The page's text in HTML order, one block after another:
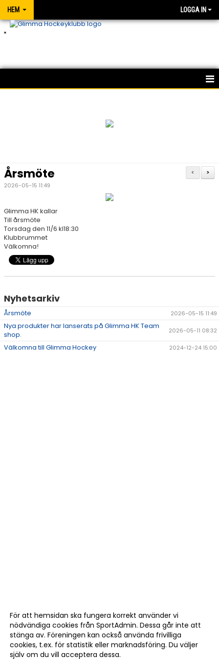
HEM LOGGA IN
.
MATCHER
BILDGALLERI
DOKUMENT
VÅRA LAG/TRÄNARE
LÄNKAR
SHOPEN
>
<
Årsmöte
2026-05-15 11:49
Glimma HK kallar
Till årsmöte
Torsdag den 11/6 kl18:30
Klubbrummet
Välkomna!
Nyhetsarkiv
Årsmöte 2026-05-15 11:49
Nya produkter har lanserats på Glimma HK Team
shop.
2026-05-11 08:32
Välkomna till Glimma Hockey 2024-12-24 15:00
För att hemsidan ska fungera korrekt använder vi
nödvändiga cookies från SportAdmin. Dessa går inte att
stänga av. Föreningen kan också använda frivilliga
cookies, t.ex. för statistik eller marknadsföring. Du väljer
själv om du vill acceptera dessa.